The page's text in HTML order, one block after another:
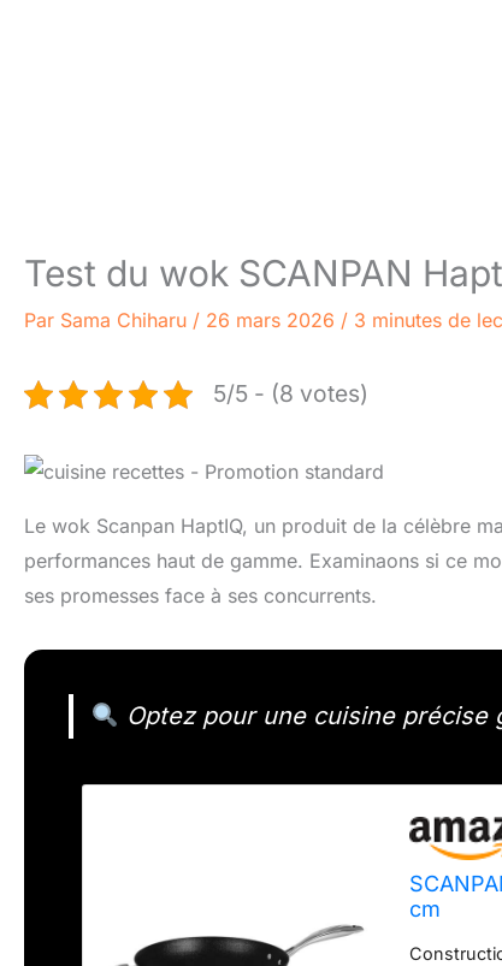
Test du wok SCANPAN
Par Sama Chiharu / 26 mars 2026 / 3 minutes de
5/5 - (8 votes)
Le wok Scanpan HaptIQ, un produit de la célèbre
performances haut de gamme. Examinaons si ce
ses promesses face à ses concurrents.
Optez pour une cuisine précise
cm